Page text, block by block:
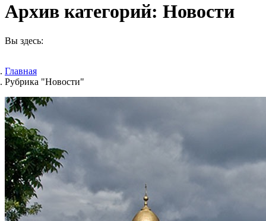
Архив категорий: Новости
Вы здесь:
Главная
Рубрика "Новости"